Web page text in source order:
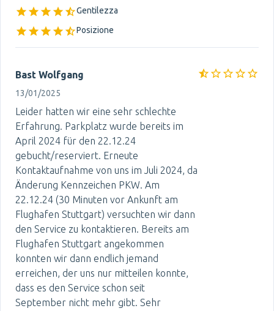
Gentilezza
Posizione
Bast Wolfgang
13/01/2025
Leider hatten wir eine sehr schlechte
Erfahrung. Parkplatz wurde bereits im
April 2024 für den 22.12.24
gebucht/reserviert. Erneute
Kontaktaufnahme von uns im Juli 2024, da
Änderung Kennzeichen PKW. Am
22.12.24 (30 Minuten vor Ankunft am
Flughafen Stuttgart) versuchten wir dann
den Service zu kontaktieren. Bereits am
Flughafen Stuttgart angekommen
konnten wir dann endlich jemand
erreichen, der uns nur mitteilen konnte,
dass es den Service schon seit
September nicht mehr gibt. Sehr